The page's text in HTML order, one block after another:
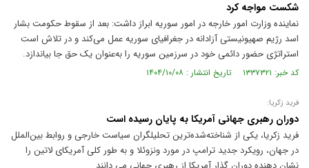
شکست مواجه کرد
نماینده وزارت امور خارجه در امور سوریه ابراز داشت: بعد از سقوط حکومت بشار
اسد رژیم صهیونیستی آزادانه در جغرافیای سوریه عمل می‌کند و در تلاش است
استراتژی حضور دائمی خود در سرزمین سوریه را به‌عنوان یک حق جا بیاندازد.
کد خبر: ۱۳۳۷۳۲۱ تاریخ انتشار : ۱۴۰۴/۱۰/۰۸
فرید زکریا:‌
دوران رهبری جهانی آمریکا به پایان رسیده است
فرید زکریا، یکی از شناخته‌شده‌ترین تحلیلگران سیاست خارجی و روابط بین‌الملل
در جهان، رویکرد جدید ترامپ در مورد ونزوئلا و به طور کلی آمریکای لاتین را